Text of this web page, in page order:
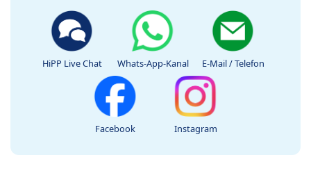
HiPP Live Chat Whats-App-Kanal E-Mail / Telefon
Facebook Instagram